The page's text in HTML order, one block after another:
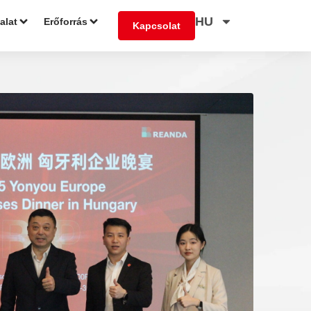
Erőforrás Kapcsolat HU